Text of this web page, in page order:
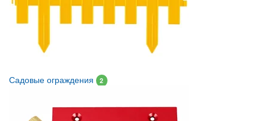
Садовые ограждения 2